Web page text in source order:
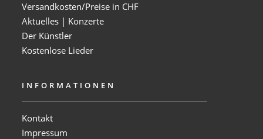
Versandkosten/Preise in CHF
Aktuelles | Konzerte
Der Künstler
Kostenlose Lieder
INFORMATIONEN
Kontakt
Impressum